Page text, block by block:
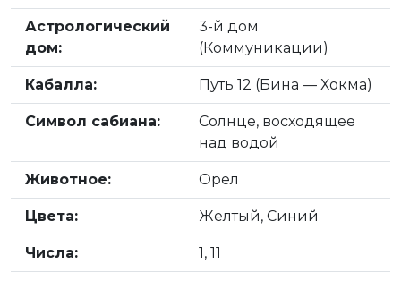
Астрологический
дом:
3-й дом
(Коммуникации)
Кабалла: Путь 12 (Бина — Хокма)
Символ сабиана:
Солнце, восходящее
над водой
Животное: Орел
Цвета: Желтый, Синий
Числа: 1, 11